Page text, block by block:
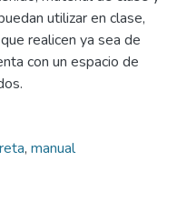
utilizar en clase,
realicen ya sea de
con un espacio de
, manual